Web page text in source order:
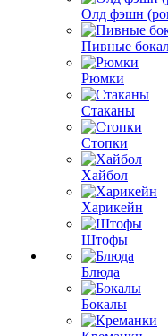
Олд фэшн
Пивные
Рюмки
Стаканы
Стопки
Хайбол
Харикейн
Штофы
Блюда
Бокалы